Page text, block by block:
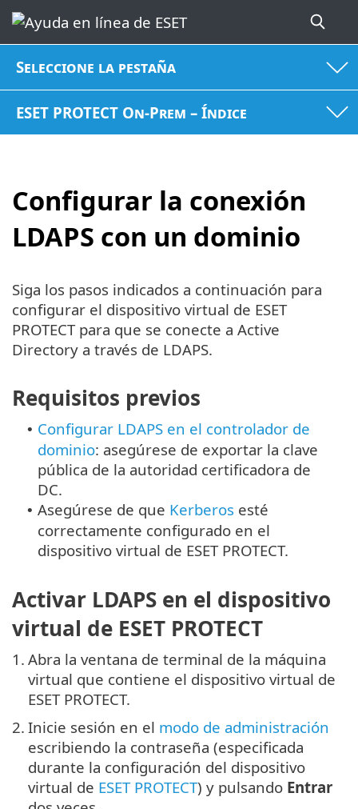
Seleccione la pestaña
ESET PROTECT On-Prem – Índice
Configurar la conexión
LDAPS con un dominio
Siga los pasos indicados a continuación para
configurar el dispositivo virtual de ESET
PROTECT para que se conecte a Active
Directory a través de LDAPS.
Requisitos previos
• Configurar LDAPS en el controlador de
dominio: asegúrese de exportar la clave
pública de la autoridad certificadora de
DC.
• Asegúrese de que Kerberos esté
correctamente configurado en el
dispositivo virtual de ESET PROTECT.
Activar LDAPS en el dispositivo
virtual de ESET PROTECT
1. Abra la ventana de terminal de la máquina
virtual que contiene el dispositivo virtual de
ESET PROTECT.
2. Inicie sesión en el modo de administración
escribiendo la contraseña (especificada
durante la configuración del dispositivo
virtual de ESET PROTECT) y pulsando Entrar